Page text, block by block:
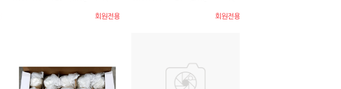
회원전용 회원전용